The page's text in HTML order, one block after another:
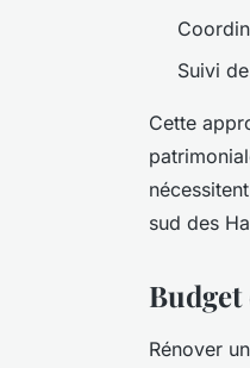
Suivi
Cette
sud des
Rénover